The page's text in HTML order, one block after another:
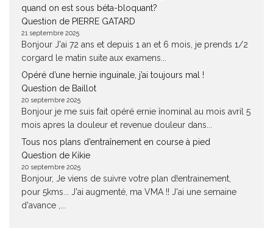
quand on est sous béta-bloquant?
Question de PIERRE GATARD
21 septembre 2025
Bonjour J'ai 72 ans et depuis 1 an et 6 mois, je prends 1/2
corgard le matin suite aux examens...
Opéré d’une hernie inguinale, j’ai toujours mal !
Question de Baillot
20 septembre 2025
Bonjour je me suis fait opéré ernie înominal au mois avril 5
mois apres la douleur et revenue douleur dans...
Tous nos plans d’entraînement en course à pied
Question de Kikie
20 septembre 2025
Bonjour, Je viens de suivre votre plan d!entrainement,
pour 5kms... J'ai augmenté, ma VMA !! J'ai une semaine
d'avance ,...